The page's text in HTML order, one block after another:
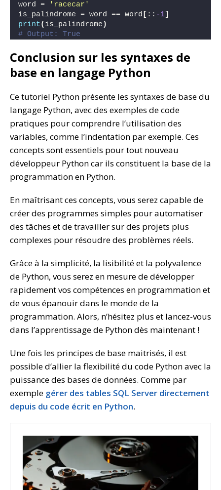
word =
'racecar'
is_palindrome = word == word [ :: -1]
print( is_palindrome )
# Output: True
Conclusion sur les syntaxes de
base en langage Python
Ce tutoriel Python présente les syntaxes de base du
langage Python, avec des exemples de code
pratiques pour comprendre l’utilisation des
variables, comme l’indentation par exemple. Ces
concepts sont essentiels pour tout nouveau
développeur Python car ils constituent la base de la
programmation en Python.
En maîtrisant ces concepts, vous serez capable de
créer des programmes simples pour automatiser
des tâches et de travailler sur des projets plus
complexes pour résoudre des problèmes réels.
Grâce à la simplicité, la lisibilité et la polyvalence
de Python, vous serez en mesure de développer
rapidement vos compétences en programmation et
de vous épanouir dans le monde de la
programmation. Alors, n’hésitez plus et lancez-vous
dans l’apprentissage de Python dès maintenant !
Une fois les principes de base maitrisés, il est
possible d’allier la flexibilité du code Python avec la
puissance des bases de données. Comme par
exemple gérer des tables SQL Server directement
depuis du code écrit en Python.